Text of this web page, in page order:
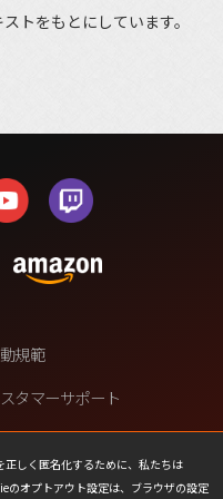
トをもとにしています。
しく匿名化するために、私たちは
のオプトアウト設定は、ブラウザの設定
規範
タマーサポート
情報の販売や共有を許可し